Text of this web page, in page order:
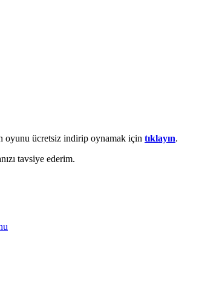
oyunu ücretsiz indirip oynamak için tıklayın.
tavsiye ederim.